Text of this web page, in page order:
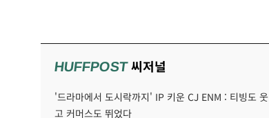
HUFFPOST씨저널
'드라마에서 도시락까지' IP 키운 CJ ENM : 티빙도 웃
고 커머스도 뛰었다